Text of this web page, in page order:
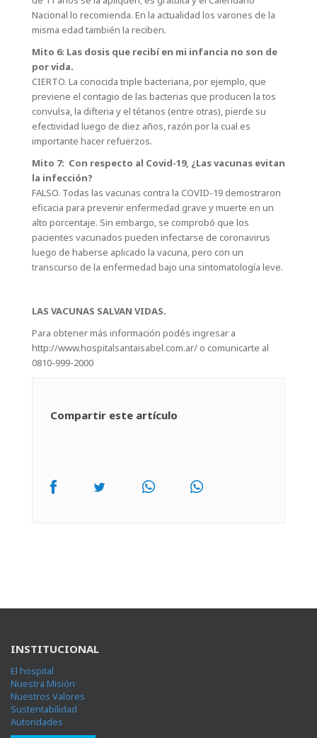
Nacional lo recomienda. En la actualidad los varones de la
misma edad también la reciben.
Mito 6: Las dosis que recibí en mi infancia no son de
por vida.
CIERTO. La conocida triple bacteriana, por ejemplo, que
previene el contagio de las bacterias que producen la tos
convulsa, la difteria y el tétanos (entre otras), pierde su
efectividad luego de diez años, razón por la cual es
importante hacer refuerzos.
Mito 7: Con respecto al Covid-19, ¿Las vacunas evitan
la infección?
FALSO. Todas las vacunas contra la COVID-19 demostraron
eficacia para prevenir enfermedad grave y muerte en un
alto porcentaje. Sin embargo, se comprobó que los
pacientes vacunados pueden infectarse de coronavirus
luego de haberse aplicado la vacuna, pero con un
transcurso de la enfermedad bajo una sintomatología leve.
LAS VACUNAS SALVAN VIDAS.
Para obtener más información podés ingresar a
http://www.hospitalsantaisabel.com.ar/ o comunicarte al
0810-999-2000
Compartir este artículo
INSTITUCIONAL
El hospital
Nuestra Misión
Nuestros Valores
Sustentabilidad
Autoridades